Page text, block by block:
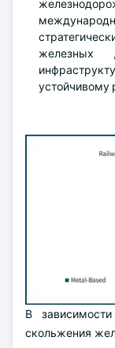
железных
устойчивому
В
скольжения